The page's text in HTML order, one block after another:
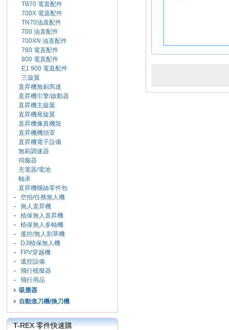
TB70 電直配件
700X 電直配件
TN70油直配件
700 油直配件
700XN 油直配件
760 電直配件
800 電直配件
E1 900 電直配件
三旋翼
直昇機無刷馬達
直昇機引擎/啟動器
直昇機主旋翼
直昇機尾旋翼
直昇機像真機殼
直昇機機頭罩
直昇機電子設備
無刷調速器
伺服器
充電器/電池
軸承
直昇機螺絲零件包
- 空拍/任務無人機
- 無人直昇機
- 植保無人直昇機
- 植保無人多軸機
- 遙控/無人割草機
-
DJI植保無人機
-
FPV穿越機
- 遙控設備
- 飛行模擬器
- 飛行用品
吸塵器
自動進刀機/換刀機
T-REX 零件快速購